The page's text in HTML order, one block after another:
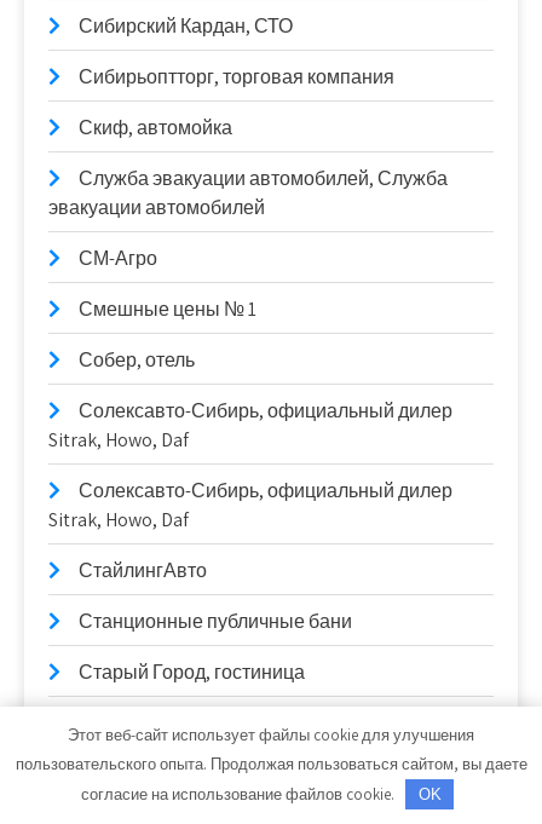
Сибирский Кардан, СТО
Сибирьоптторг, торговая компания
Скиф, автомойка
Служба эвакуации автомобилей, Служба
эвакуации автомобилей
СМ-Агро
Смешные цены № 1
Собер, отель
Солексавто-Сибирь, официальный дилер
Sitrak, Howo, Daf
Солексавто-Сибирь, официальный дилер
Sitrak, Howo, Daf
СтайлингАвто
Станционные публичные бани
Старый Город, гостиница
СТО
Этот веб-сайт использует файлы cookie для улучшения
пользовательского опыта. Продолжая пользоваться сайтом, вы даете
согласие на использование файлов cookie.
OK